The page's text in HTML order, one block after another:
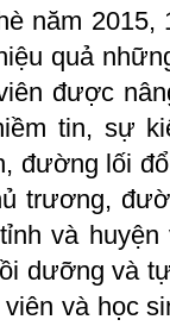
năm 2015,
quả
được
tin, sự
đường lối
trương,
và
dưỡng và
và học